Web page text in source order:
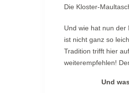
Die Kloster-
Und wie hat nun
ist nicht ganz so
Tradition trifft hier
weiterempfehlen!
Und